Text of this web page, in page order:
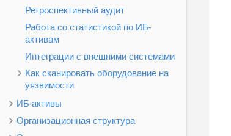
Ретроспективный аудит
Работа со статистикой по ИБ-
активам
Интеграции с внешними системами
Как сканировать оборудование на
уязвимости
ИБ-активы
Организационная структура